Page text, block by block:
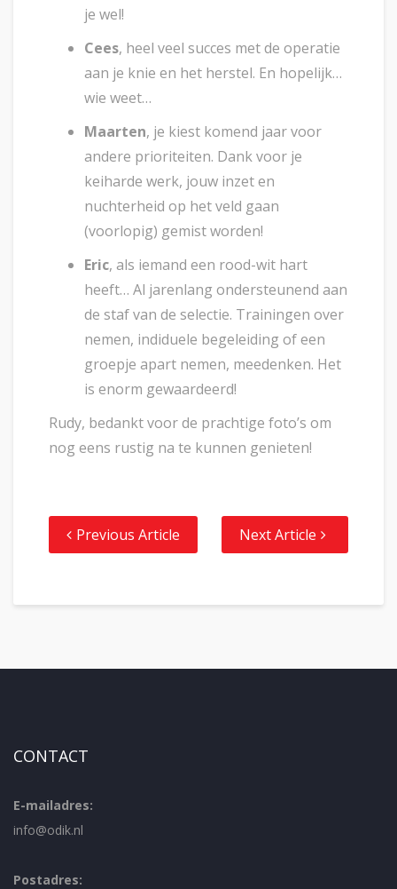
je wel!
Cees, heel veel succes met de operatie
aan je knie en het herstel. En hopelijk…
wie weet…
Maarten, je kiest komend jaar voor
andere prioriteiten. Dank voor je
keiharde werk, jouw inzet en
nuchterheid op het veld gaan
(voorlopig) gemist worden!
Eric, als iemand een rood-wit hart
heeft… Al jarenlang ondersteunend aan
de staf van de selectie. Trainingen over
nemen, indiduele begeleiding of een
groepje apart nemen, meedenken. Het
is enorm gewaardeerd!
Rudy, bedankt voor de prachtige foto’s om
nog eens rustig na te kunnen genieten!
Previous Article Next Article
CONTACT
E-mailadres:
info@odik.nl
Postadres: